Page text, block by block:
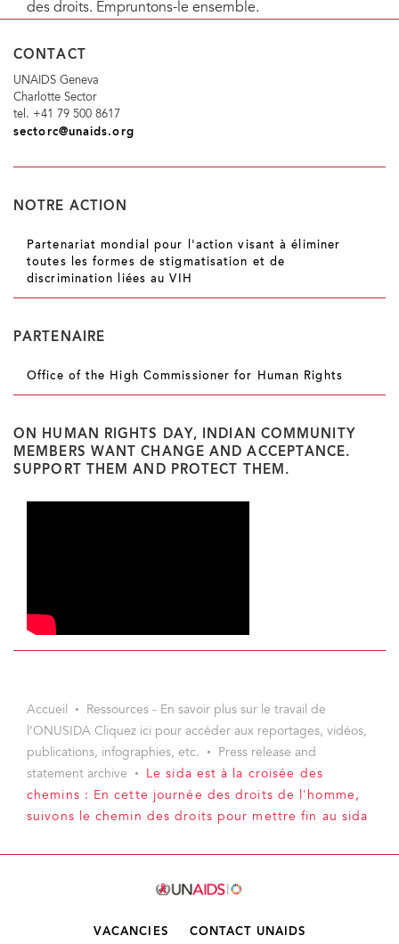
des droits. Empruntons-le ensemble.
CONTACT
UNAIDS Geneva
Charlotte Sector
tel. +41 79 500 8617
sectorc@unaids.org
NOTRE ACTION
Partenariat mondial pour l'action visant à éliminer
toutes les formes de stigmatisation et de
discrimination liées au VIH
PARTENAIRE
Office of the High Commissioner for Human Rights
ON HUMAN RIGHTS DAY, INDIAN COMMUNITY
MEMBERS WANT CHANGE AND ACCEPTANCE.
SUPPORT THEM AND PROTECT THEM.
Accueil
Ressources - En savoir plus sur le travail de
l’ONUSIDA Cliquez ici pour accéder aux reportages, vidéos,
publications, infographies, etc.
Press release and
statement archive
Le sida est à la croisée des
chemins : En cette journée des droits de l'homme,
suivons le chemin des droits pour mettre fin au sida
VACANCIES CONTACT UNAIDS